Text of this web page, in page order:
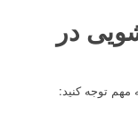
در
مهم توجه کنید: